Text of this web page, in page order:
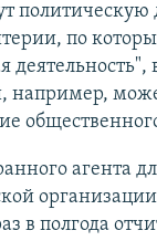
политическую
по
деятельность",
например,
агента
организации
в полгода